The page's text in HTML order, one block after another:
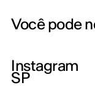
Você pode
Instagram
SP